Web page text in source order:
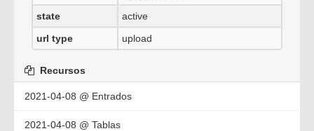
state
active
url type
upload
Recursos
2021-04-08 @ Entrados
2021-04-08 @ Tablas